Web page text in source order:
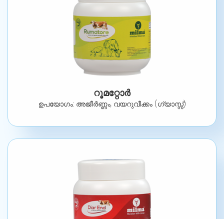
റൂമറ്റോർ
ഉപയോഗം: അജീർണ്ണം, വയറുവീക്കം (ഗ്യാസ്സ്)